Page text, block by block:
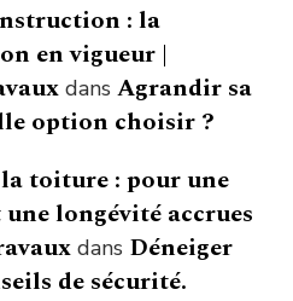
: la
en vigueur |
dans Agrandir sa
option choisir ?
toiture : pour une
longévité accrues
dans Déneiger
de sécurité.